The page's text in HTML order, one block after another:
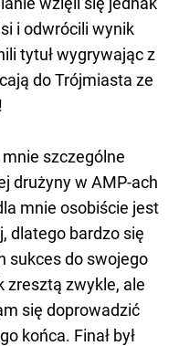
i odwrócili wynik
tytuł wygrywając z
do Trójmiasta ze
szczególne
drużyny w AMP-ach
mnie osobiście jest
dlatego bardzo się
sukces do swojego
zresztą zwykle, ale
się doprowadzić
końca. Finał był